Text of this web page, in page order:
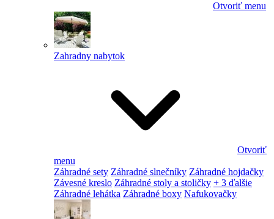
Otvoriť menu
Zahradny nabytok
Otvoriť
menu
Záhradné sety Záhradné slnečníky Záhradné hojdačky
Závesné kreslo Záhradné stoly a stoličky + 3 ďalšie
Záhradné lehátka Záhradné boxy Nafukovačky